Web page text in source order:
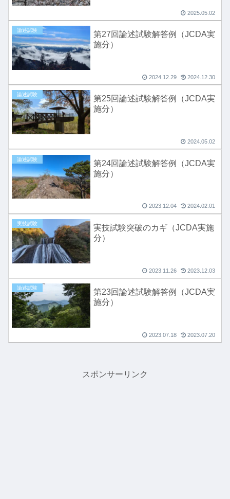
2025.05.02
論述試験
第27回論述試験解答例（JCDA実
施分）
2024.12.29 2024.12.30
論述試験
第25回論述試験解答例（JCDA実
施分）
2024.05.02
論述試験
第24回論述試験解答例（JCDA実
施分）
2023.12.04 2024.02.01
実技試験
実技試験突破のカギ（JCDA実施
分）
2023.11.26 2023.12.03
論述試験
第23回論述試験解答例（JCDA実
施分）
2023.07.18 2023.07.20
スポンサーリンク